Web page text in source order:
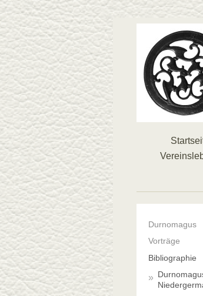
Durnomagus
Vorträge
Bibliographie